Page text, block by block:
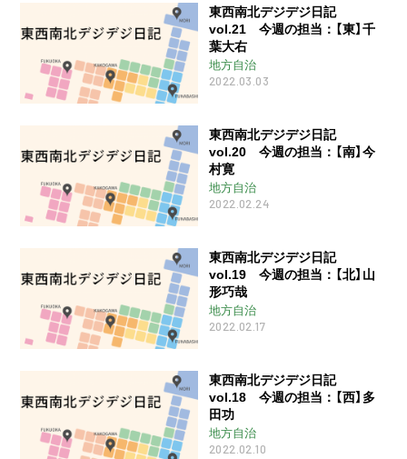
東西南北デジデジ日記
vol.21 今週の担当：【東】千
葉大右
地方自治
2022.03.03
東西南北デジデジ日記
vol.20 今週の担当：【南】今
村寛
地方自治
2022.02.24
東西南北デジデジ日記
vol.19 今週の担当：【北】山
形巧哉
地方自治
2022.02.17
東西南北デジデジ日記
vol.18 今週の担当：【西】多
田功
地方自治
2022.02.10